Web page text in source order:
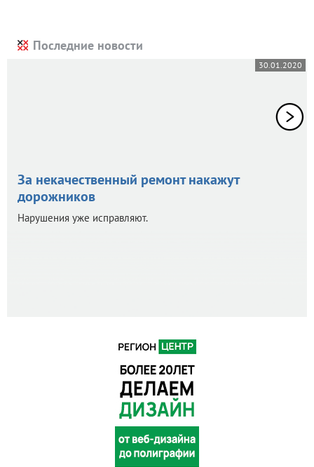
Последние новости
30.01.2020
За некачественный ремонт накажут
дорожников
Нарушения уже исправляют.